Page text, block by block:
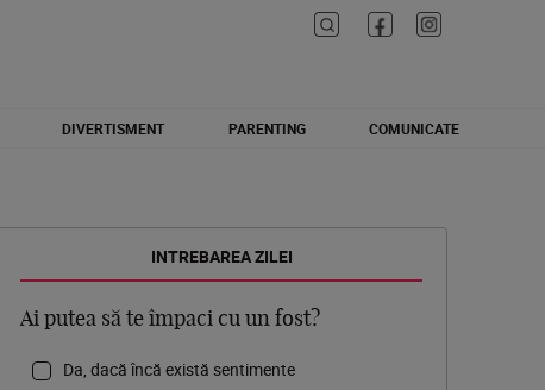
DIVERTISMENT PARENTING
COMUNICATE
INTREBAREA ZILEI
Ai putea să te împaci cu un fost?
Da, dacă încă există sentimente